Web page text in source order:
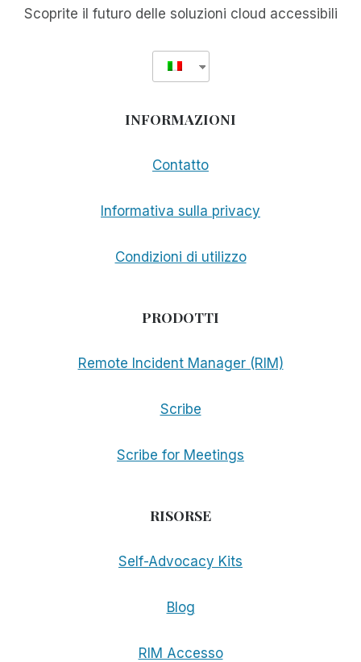
ACCESSO
Scoprite il futuro delle soluzioni cloud accessibili
INFORMAZIONI
Contatto
Informativa sulla privacy
Condizioni di utilizzo
PRODOTTI
Remote Incident Manager (RIM)
Scribe
Scribe for Meetings
RISORSE
Self-Advocacy Kits
Blog
RIM Accesso